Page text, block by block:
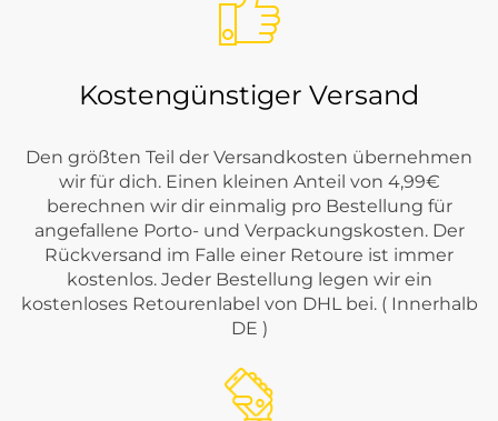
Kostengünstiger Versand
Den größten Teil der Versandkosten übernehmen
wir für dich. Einen kleinen Anteil von 4,99€
berechnen wir dir einmalig pro Bestellung für
angefallene Porto- und Verpackungskosten. Der
Rückversand im Falle einer Retoure ist immer
kostenlos. Jeder Bestellung legen wir ein
kostenloses Retourenlabel von DHL bei. ( Innerhalb
DE )